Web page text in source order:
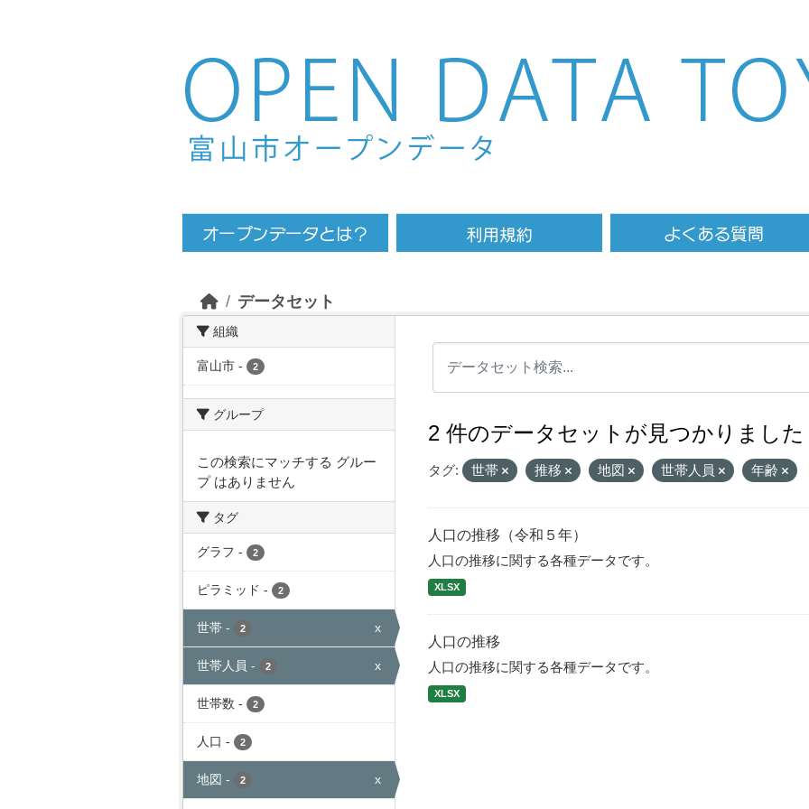
Skip to main content
データセット
組織
富山市 - 2
グループ
この検索にマッチする グルー
プ はありません
タグ
グラフ - 2
ピラミッド - 2
世帯 - 2 x
世帯人員 - 2 x
世帯数 - 2
人口 - 2
地図 - 2 x
2 件のデータセットが見つかりました
タグ: 世帯 推移 地図 世帯人員 年齢
人口の推移（令和５年）
人口の推移に関する各種データです。
XLSX
人口の推移
人口の推移に関する各種データです。
XLSX